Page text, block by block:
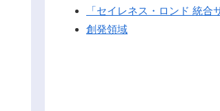
「セイレネス・ロンド 統合
創発領域